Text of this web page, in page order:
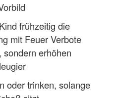
frühzeitig die
mit Feuer Verbote
sondern erhöhen
oder trinken, solange